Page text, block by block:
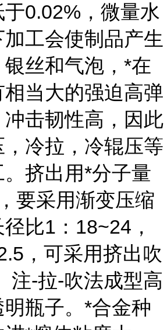
0.02%，微量水
工会使制品产生
丝和气泡，*在
当大的强迫高弹
击韧性高，因此
冷拉，冷辊压等
挤出用*分子量
要采用渐变压缩
比1：18~24，
，可采用挤出吹
注-拉-吹法成型高
瓶子。*合金种